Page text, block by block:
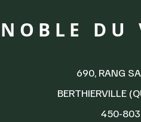
DU
690, RANG
BERTHIERVILLE
450-